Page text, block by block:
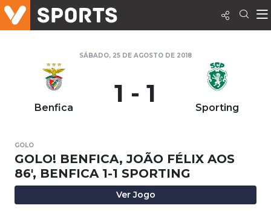
SÁBADO, 25 DE AGOSTO DE 2018
Benfica 1 - 1 Sporting
GOLO
GOLO! BENFICA, JOÃO FÉLIX AOS
86', BENFICA 1-1 SPORTING
Ver Jogo